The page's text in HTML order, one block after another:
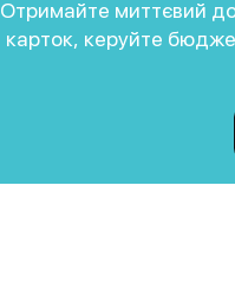
Отримайте миттєвий
карток, керуйте